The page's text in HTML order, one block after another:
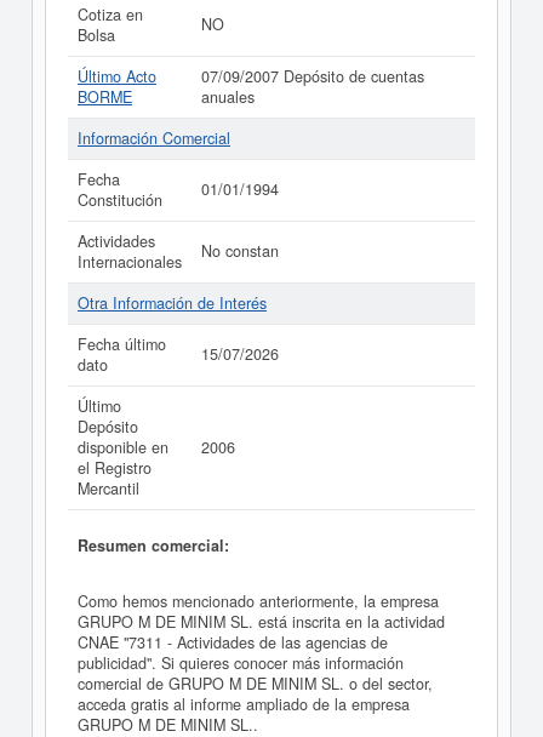
Cotiza en
Bolsa
NO
Último Acto
BORME
07/09/2007 Depósito de cuentas
anuales
Información Comercial
Fecha
Constitución
01/01/1994
Actividades
Internacionales
No constan
Otra Información de Interés
Fecha último
dato
15/07/2026
Último
Depósito
disponible en
el Registro
Mercantil
2006
Resumen comercial:
Como hemos mencionado anteriormente, la empresa
GRUPO M DE MINIM SL. está inscrita en la actividad
CNAE "7311 - Actividades de las agencias de
publicidad". Si quieres conocer más información
comercial de GRUPO M DE MINIM SL. o del sector,
acceda gratis al informe ampliado de la empresa
GRUPO M DE MINIM SL..